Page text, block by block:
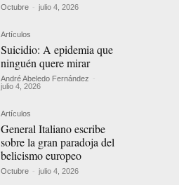
Octubre - julio 4, 2026
Artículos
Suicidio: A epidemia que
ninguén quere mirar
André Abeledo Fernández -
julio 4, 2026
Artículos
General Italiano escribe
sobre la gran paradoja del
belicismo europeo
Octubre - julio 4, 2026